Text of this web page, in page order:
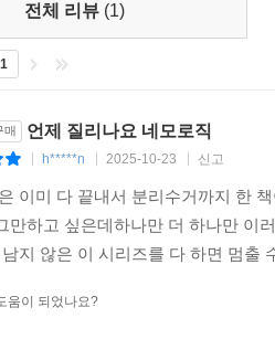
전체 리뷰 (1)
1
매 언제 질리나요 네모로직
h*****n 2025-10-23 신고
이미 다 끝내서 분리수거까지 한
만하고 싶은데하나만 더 하나만 이
남지 않은 이 시리즈를 다 하면 멈출
움이 되었나요?